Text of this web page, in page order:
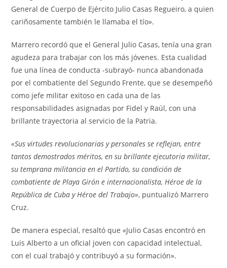
General de Cuerpo de Ejército Julio Casas Regueiro, a quien
cariñosamente también le llamaba el tío».
Marrero recordó que el General Julio Casas, tenía una gran
agudeza para trabajar con los más jóvenes. Esta cualidad
fue una línea de conducta -subrayó- nunca abandonada
por el combatiente del Segundo Frente, que se desempeñó
como jefe militar exitoso en cada una de las
responsabilidades asignadas por Fidel y Raúl, con una
brillante trayectoria al servicio de la Patria.
«Sus virtudes revolucionarias y personales se reflejan, entre
tantos demostrados méritos, en su brillante ejecutoria militar,
su temprana militancia en el Partido, su condición de
combatiente de Playa Girón e internacionalista, Héroe de la
República de Cuba y Héroe del Trabajo», puntualizó Marrero
Cruz.
De manera especial, resaltó que «Julio Casas encontró en
Luis Alberto a un oficial joven con capacidad intelectual,
con el cual trabajó y contribuyó a su formación».